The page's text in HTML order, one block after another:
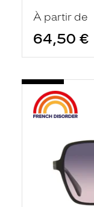
À partir de
64,50 €